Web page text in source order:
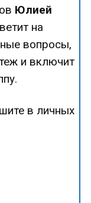
Юлией
на
вопросы,
и включит
в личных